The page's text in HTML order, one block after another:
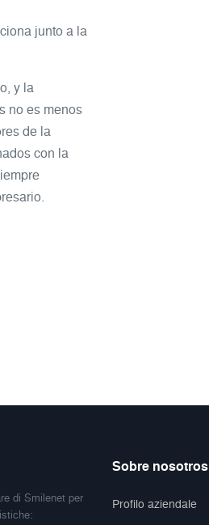
junto a la
y la
no es menos
de la
con la
di Smilenet per
Sobre nosotros
Profilo aziendale